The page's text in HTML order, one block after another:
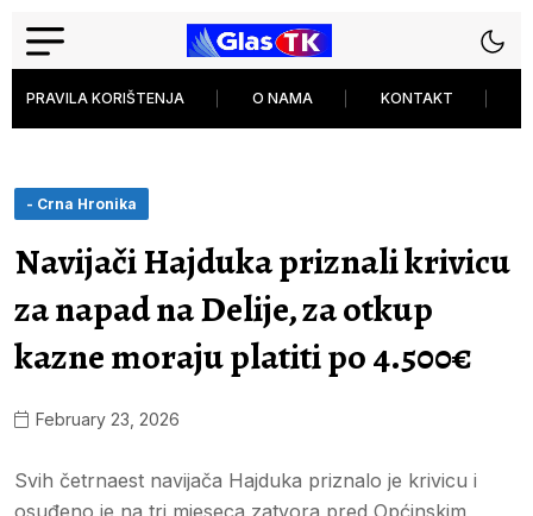
PRAVILA KORIŠTENJA O NAMA KONTAKT
- Crna Hronika
Navijači Hajduka priznali krivicu
za napad na Delije, za otkup
kazne moraju platiti po 4.500€
February 23, 2026
Svih četrnaest navijača Hajduka priznalo je krivicu i
osuđeno je na tri mjeseca zatvora pred Općinskim